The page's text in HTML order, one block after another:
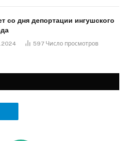
со дня депортации ингушского
597 Число просмотров